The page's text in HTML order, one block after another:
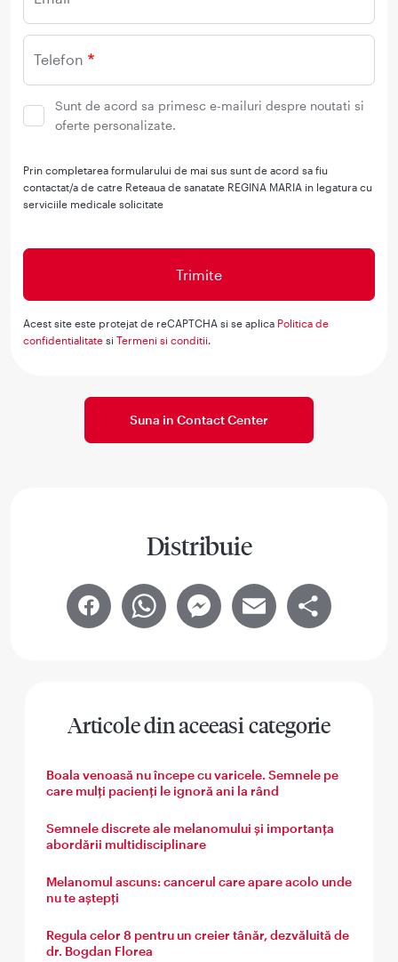
Telefon
Sunt de acord sa primesc e-mailuri despre noutati si
oferte personalizate.
Prin completarea formularului de mai sus sunt de acord sa fiu
contactat/a de catre Reteaua de sanatate REGINA MARIA in legatura cu
serviciile medicale solicitate
Acest site este protejat de reCAPTCHA si se aplica Politica de
confidentialitate siTermeni si conditii
Suna in Contact Center
Distribuie
Articole din aceeasi categorie
Boala venoasă nu începe cu varicele. Semnele pe
care mulți pacienți le ignoră ani la rând
Semnele discrete ale melanomului și importanța
abordării multidisciplinare
Melanomul ascuns: cancerul care apare acolo unde
nu te aștepți
Regula celor 8 pentru un creier tânăr, dezvăluită de
dr. Bogdan Florea